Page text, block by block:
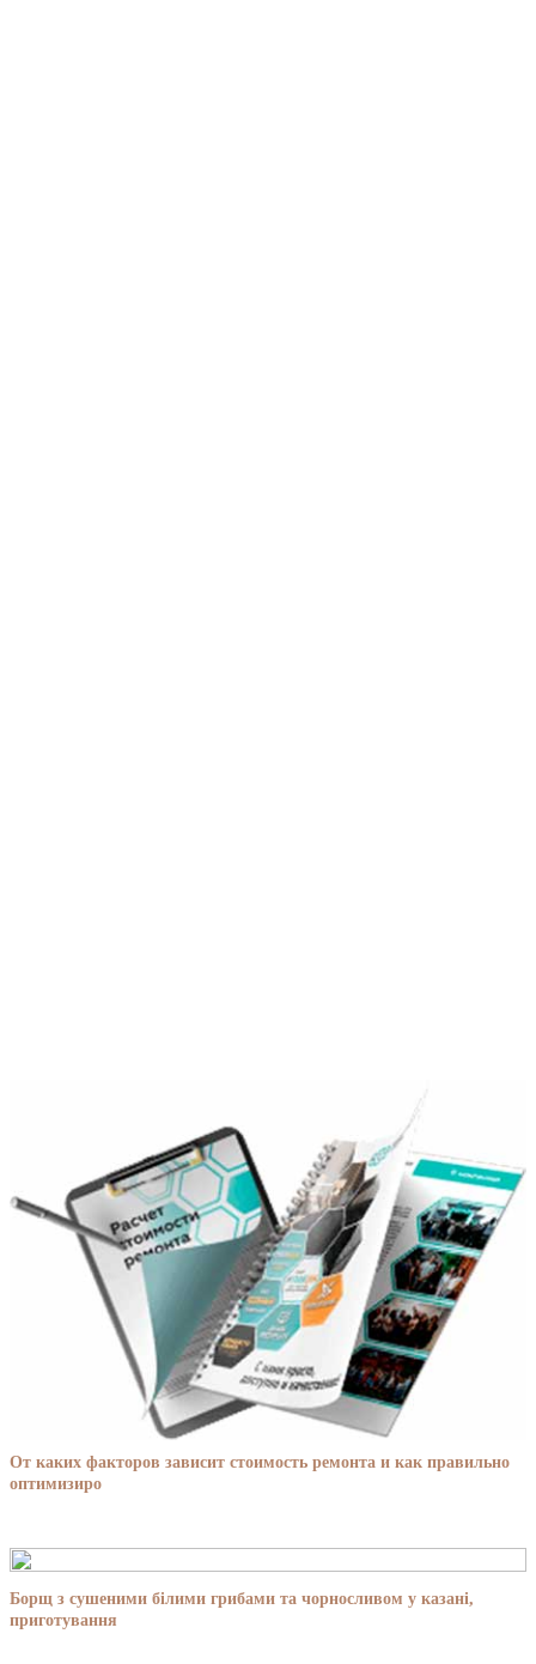
От каких факторов зависит стоимость ремонта и как правильно
оптимизиро
Борщ з сушеними білими грибами та чорносливом у казані,
приготування